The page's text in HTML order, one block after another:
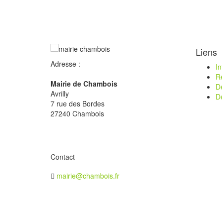
Adresse :
Mairie de Chambois
Avrilly
7 rue des Bordes
27240 Chambois
Contact
mairie@chambois.fr
Liens